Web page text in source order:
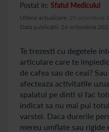
Postat in: Sfatul Medicului
Data publicării: 24 octombrie
Ultima actualizare: 29 octombrie
Te trezesti cu degetele
articulare care te
de cafea sau de ceai?
afecteaza activitatile
spalatul pe dinti si fac
indicat sa nu mai pui
varstei. Daca durerile
mereu umflate sau rigide